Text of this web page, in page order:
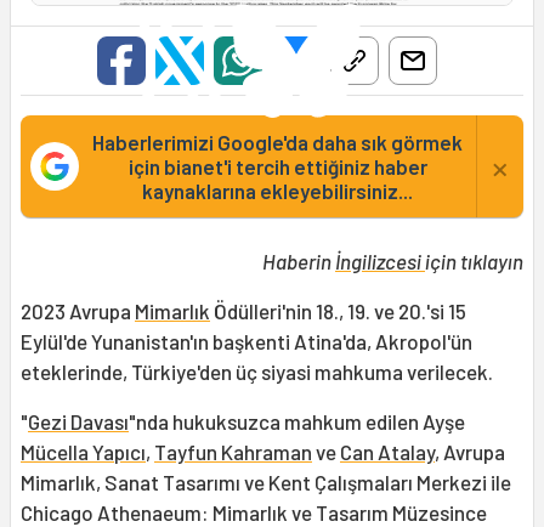
Haberlerimizi Google'da daha sık görmek
için bianet'i tercih ettiğiniz haber
kaynaklarına ekleyebilirsiniz...
×
Haberin İngilizcesiiçin tıklayın
2023 Avrupa Mimarlık Ödülleri'nin 18., 19. ve 20.'si 15
Eylül'de Yunanistan'ın başkenti Atina'da, Akropol'ün
eteklerinde, Türkiye'den üç siyasi mahkuma verilecek.
"Gezi Davası"nda hukuksuzca mahkum edilen Ayşe
Mücella Yapıcı, Tayfun Kahraman ve Can Atalay, Avrupa
Mimarlık, Sanat Tasarımı ve Kent Çalışmaları Merkezi ile
Chicago Athenaeum: Mimarlık ve Tasarım Müzesince